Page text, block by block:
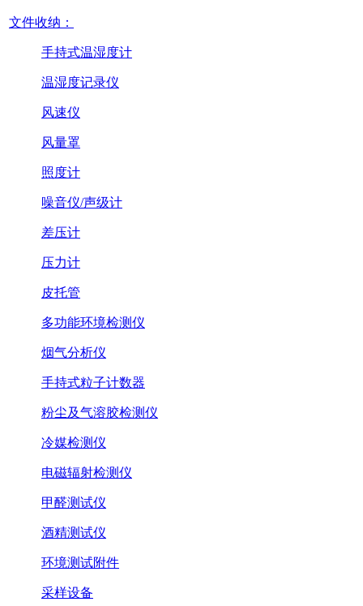
文件收纳：
手持式温湿度计
温湿度记录仪
风速仪
风量罩
照度计
噪音仪/声级计
差压计
压力计
皮托管
多功能环境检测仪
烟气分析仪
手持式粒子计数器
粉尘及气溶胶检测仪
冷媒检测仪
电磁辐射检测仪
甲醛测试仪
酒精测试仪
环境测试附件
采样设备